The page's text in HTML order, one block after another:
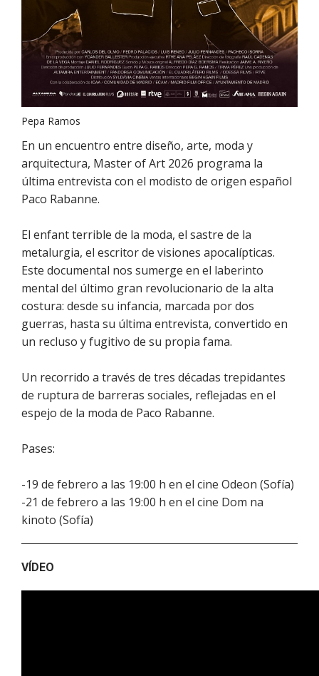
Pepa Ramos
En un encuentro entre diseño, arte, moda y
arquitectura, Master of Art 2026 programa la
última entrevista con el modisto de origen español
Paco Rabanne.
El enfant terrible de la moda, el sastre de la
metalurgia, el escritor de visiones apocalípticas.
Este documental nos sumerge en el laberinto
mental del último gran revolucionario de la alta
costura: desde su infancia, marcada por dos
guerras, hasta su última entrevista, convertido en
un recluso y fugitivo de su propia fama.
Un recorrido a través de tres décadas trepidantes
de ruptura de barreras sociales, reflejadas en el
espejo de la moda de Paco Rabanne.
Pases:
-19 de febrero a las 19:00 h en el cine Odeon (Sofía)
-21 de febrero a las 19:00 h en el cine Dom na
kinoto (Sofía)
VÍDEO